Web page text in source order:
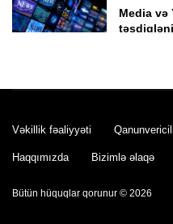
Media və
təqaüdə
Vəkillik fəaliyyəti
Haqqımızda Bizimlə əlaqə
Bütün hüquqlar qorunur © 2026